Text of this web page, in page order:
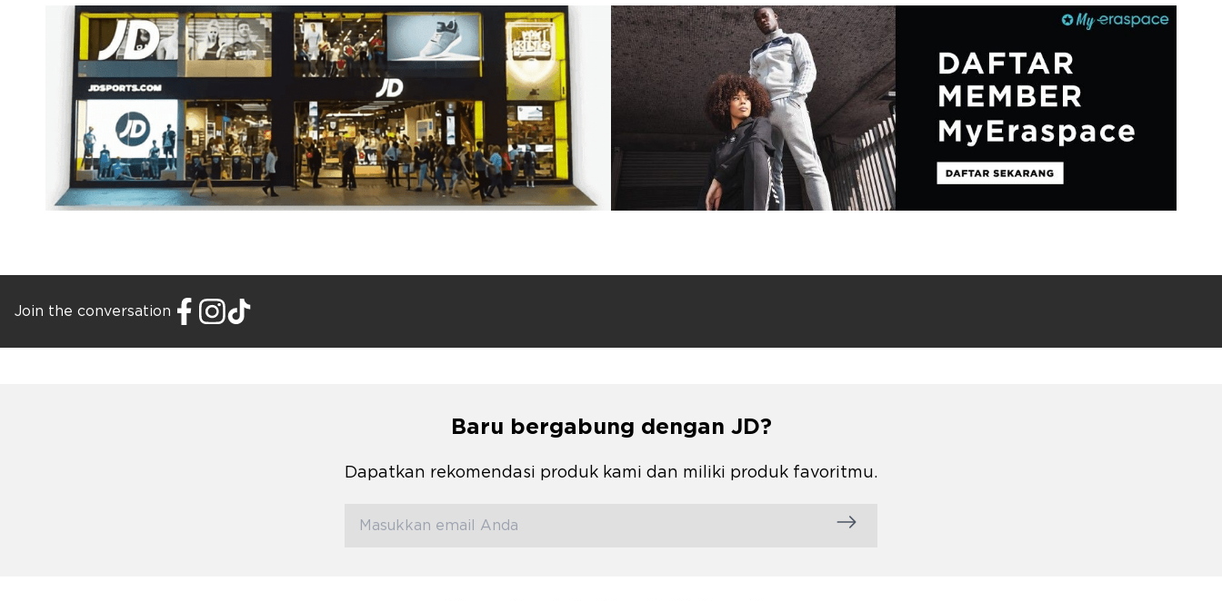
Join the conversation
Baru bergabung dengan JD?
Dapatkan rekomendasi produk kami dan miliki produk favoritmu.